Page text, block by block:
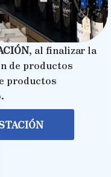
, al finalizar la
de productos
productos